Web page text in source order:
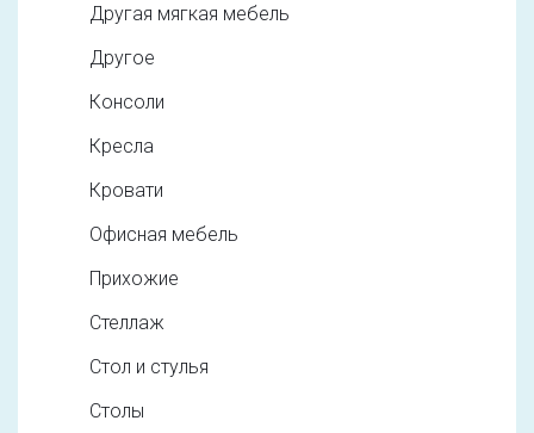
Другая мягкая мебель
Другое
Консоли
Кресла
Кровати
Офисная мебель
Прихожие
Стеллаж
Стол и стулья
Столы